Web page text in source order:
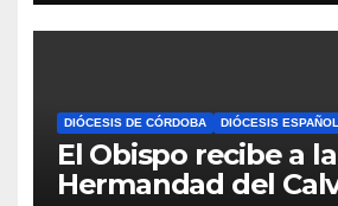
DIÓCESIS DE CÓRDOBA DIÓCESIS
El Obispo recibe a la
Hermandad del